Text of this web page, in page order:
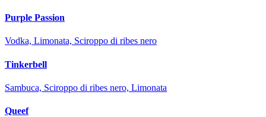
Purple Passion
Vodka, Limonata, Sciroppo di ribes nero
Tinkerbell
Sambuca, Sciroppo di ribes nero, Limonata
Queef